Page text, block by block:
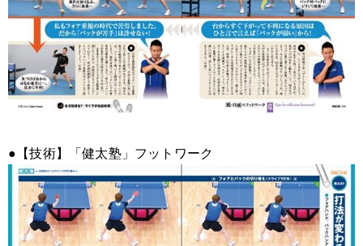
●【技術】「健太塾」フットワーク